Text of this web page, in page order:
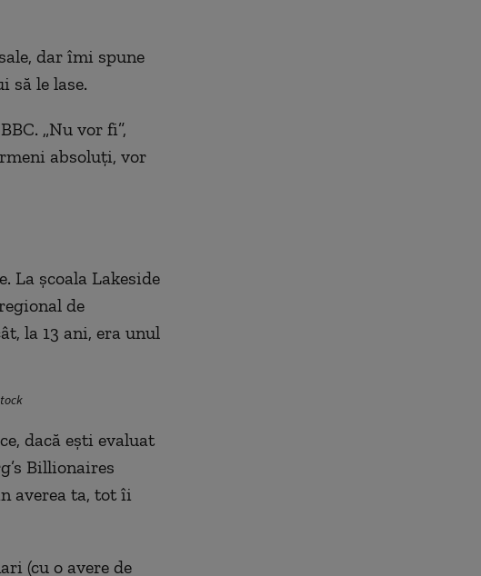
dar îmi spune
să le lase.
„Nu vor fi”,
absoluți, vor
La școala Lakeside
de
la 13 ani, era unul
dacă ești evaluat
Billionaires
averea ta, tot îi
(cu o avere de